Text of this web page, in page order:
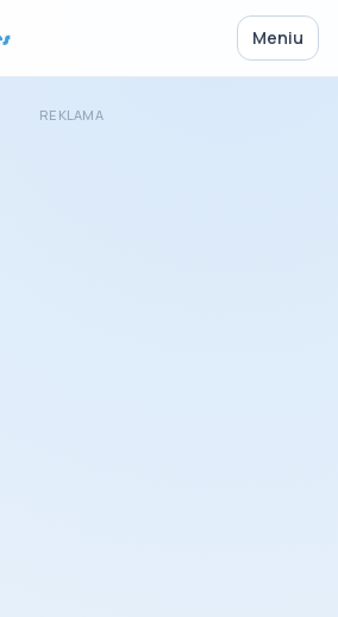
Meniu
REKLAMA